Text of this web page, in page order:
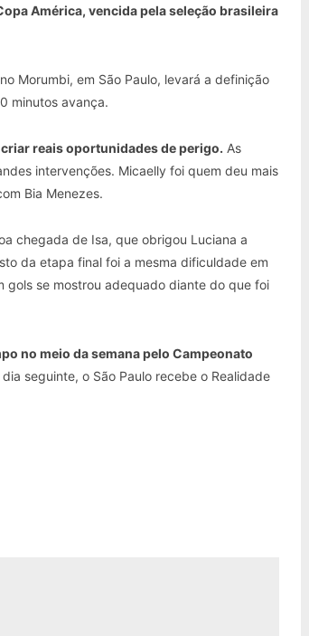
América, vencida pela seleção brasileira
Morumbi, em São Paulo, levará a definição
minutos avança.
reais oportunidades de perigo. As
intervenções. Micaelly foi quem deu mais
Bia Menezes.
chegada de Isa, que obrigou Luciana a
da etapa final foi a mesma dificuldade em
se mostrou adequado diante do que foi
no meio da semana pelo Campeonato
seguinte, o São Paulo recebe o Realidade